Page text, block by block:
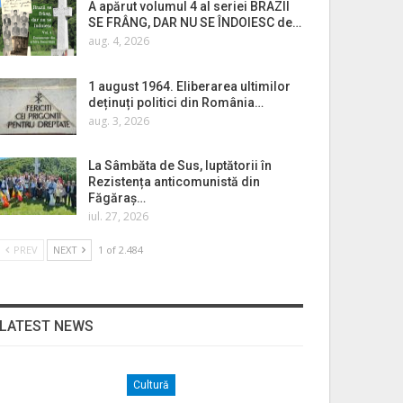
A apărut volumul 4 al seriei BRAZII
SE FRÂNG, DAR NU SE ÎNDOIESC de…
aug. 4, 2026
1 august 1964. Eliberarea ultimilor
deținuți politici din România…
aug. 3, 2026
La Sâmbăta de Sus, luptătorii în
Rezistența anticomunistă din
Făgăraș…
iul. 27, 2026
PREV NEXT 1 of 2.484
NEWS
Cultură